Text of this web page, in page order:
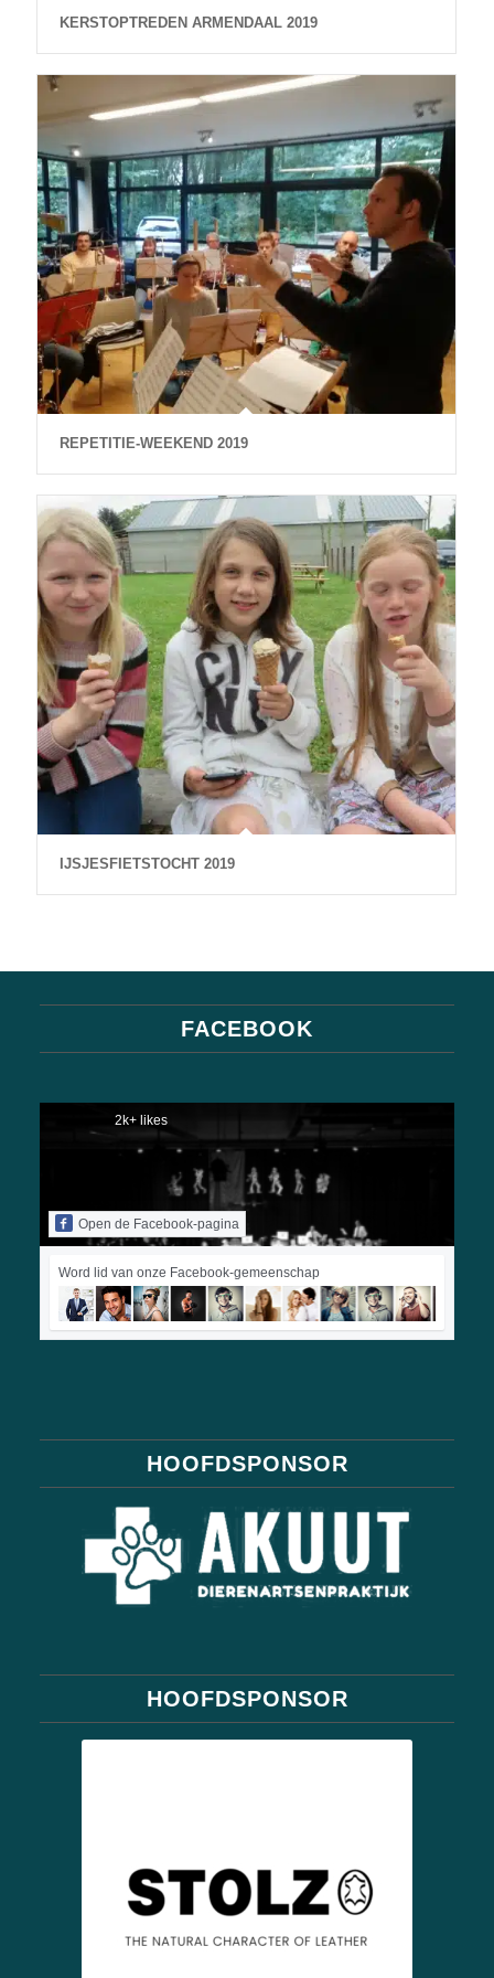
KERSTOPTREDEN ARMENDAAL 2019
REPETITIE-WEEKEND 2019
IJSJESFIETSTOCHT 2019
FACEBOOK
2k+ likes
Open de Facebook-pagina
Word lid van onze Facebook-gemeenschap
HOOFDSPONSOR
HOOFDSPONSOR